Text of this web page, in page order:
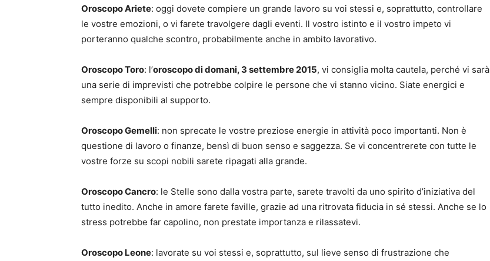
Oroscopo Ariete: oggi dovete compiere un grande lavoro su voi stessi e, soprattutto, controllare
le vostre emozioni, o vi farete travolgere dagli eventi. Il vostro istinto e il vostro impeto vi
porteranno qualche scontro, probabilmente anche in ambito lavorativo.
Oroscopo Toro: l’oroscopo di domani, 3 settembre 2015, vi consiglia molta cautela, perché vi sarà
una serie di imprevisti che potrebbe colpire le persone che vi stanno vicino. Siate energici e
sempre disponibili al supporto.
Oroscopo Gemelli: non sprecate le vostre preziose energie in attività poco importanti. Non è
questione di lavoro o finanze, bensì di buon senso e saggezza. Se vi concentrerete con tutte le
vostre forze su scopi nobili sarete ripagati alla grande.
Oroscopo Cancro: le Stelle sono dalla vostra parte, sarete travolti da uno spirito d’iniziativa del
tutto inedito. Anche in amore farete faville, grazie ad una ritrovata fiducia in sé stessi. Anche se lo
stress potrebbe far capolino, non prestate importanza e rilassatevi.
Oroscopo Leone: lavorate su voi stessi e, soprattutto, sul lieve senso di frustrazione che